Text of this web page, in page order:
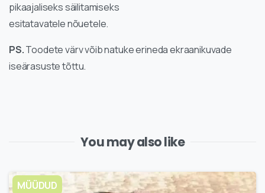
pikaajaliseks säilitamiseks
esitatavatele nõuetele.
PS.Toodete värv võib natuke erineda ekraanikuvade
iseärasuste tõttu.
You may also like
MÜÜDUD